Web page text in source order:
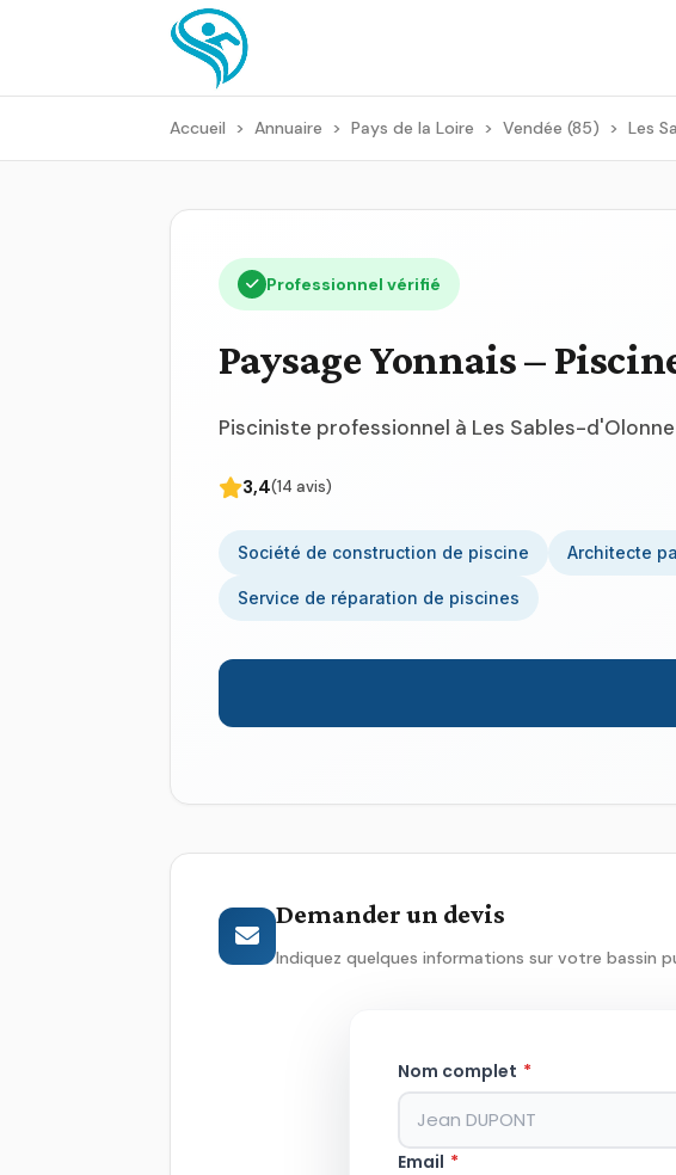
Accueil > Annuaire > Pays de la Loire > Vendée (85) > Les
Professionnel vérifié
Paysage Yonnais –
Pisciniste professionnel à Les Sables-
3,4(14 avis)
Société de construction de piscine Architecte
Service de réparation de piscines
Demander un devis
Indiquez quelques informations sur votre bassin
Nom complet *
Email *